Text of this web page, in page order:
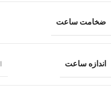
ضخامت ساعت
اندازه ساعت